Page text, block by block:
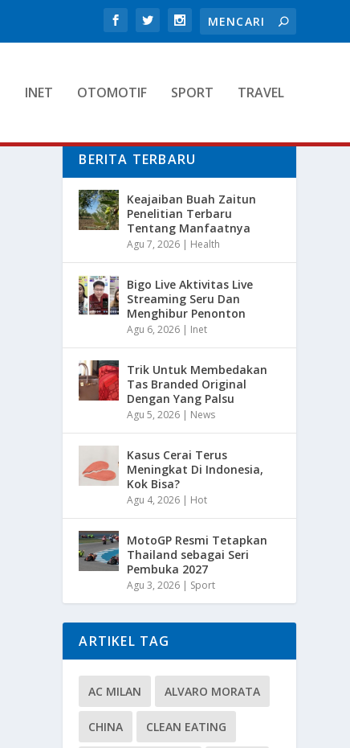
INET OTOMOTIF SPORT TRAVEL
BERITA TERBARU
Keajaiban Buah Zaitun
Penelitian Terbaru
Tentang Manfaatnya
Agu 7, 2026 | Health
Bigo Live Aktivitas Live
Streaming Seru Dan
Menghibur Penonton
Agu 6, 2026 | Inet
Trik Untuk Membedakan
Tas Branded Original
Dengan Yang Palsu
Agu 5, 2026 | News
Kasus Cerai Terus
Meningkat Di Indonesia,
Kok Bisa?
Agu 4, 2026 | Hot
MotoGP Resmi Tetapkan
Thailand sebagai Seri
Pembuka 2027
Agu 3, 2026 | Sport
ARTIKEL TAG
AC MILAN ALVARO MORATA
CHINA CLEAN EATING